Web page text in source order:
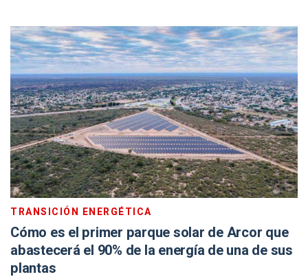
TRANSICIÓN ENERGÉTICA
Cómo es el primer parque solar de Arcor que
abastecerá el 90% de la energía de una de sus
plantas